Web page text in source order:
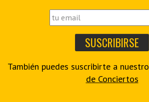
También puedes suscribirte a nuestro
de Conciertos